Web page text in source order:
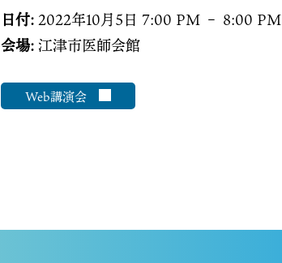
日付:2022年10月5日 7:00 PM – 8:00 PM
会場:江津市医師会館
Web講演会